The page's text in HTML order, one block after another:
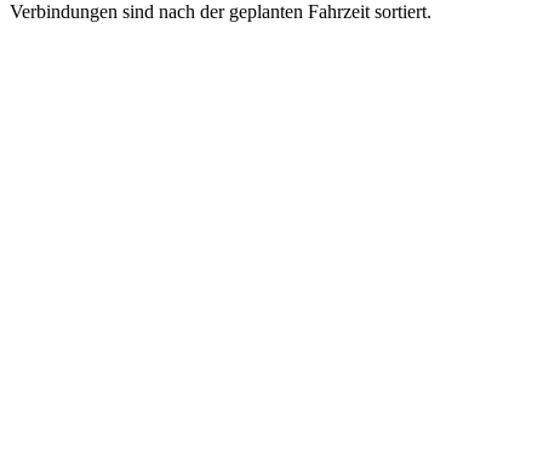
Verbindungen sind nach der geplanten Fahrzeit sortiert.